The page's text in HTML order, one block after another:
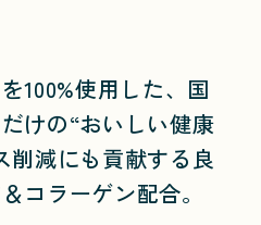
100%使用した、国
けの“おいしい健康
削減にも貢献する良
コラーゲン配合。